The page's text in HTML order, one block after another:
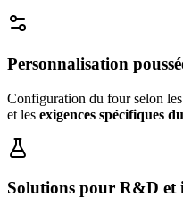
Personnalisation
Configuration du four selon
et les exigences spécifiques
Solutions pour R&D et